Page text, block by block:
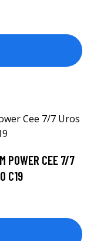
POWER CEE 7/7
C19